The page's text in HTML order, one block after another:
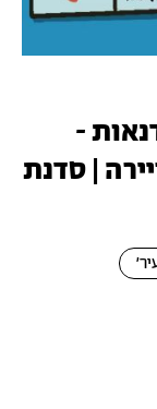
-
| סדנת